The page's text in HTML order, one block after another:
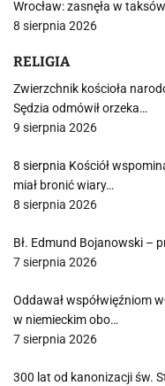
Wrocław: zasnęła w
8 sierpnia 2026
RELIGIA
Zwierzchnik kościoła
Sędzia odmówił orzeka…
9 sierpnia 2026
8 sierpnia Kościół
miał bronić wiary…
8 sierpnia 2026
Bł. Edmund Bojanowski –
7 sierpnia 2026
Oddawał współwięźniom
w niemieckim obo…
7 sierpnia 2026
300 lat od kanonizacji św.